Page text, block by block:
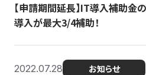
【申請期間延長】IT導入補助金
導入が最大3/4補助！
2022.07.28 お知らせ